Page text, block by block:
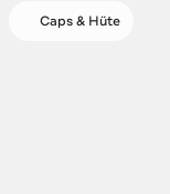
Caps & Hüte